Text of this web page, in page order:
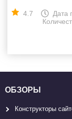
4.7 Дата
ОБЗОРЫ
Конструкторы